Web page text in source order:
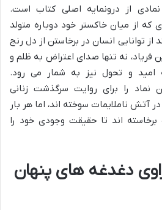
از درونمایه اصلی کتاب است.
که از میان خاکستر خود دوباره متولد
از توانایی انسان در برخاستن از دل رنج
فریاد، نه تنها صدای اعتراض به ظلم و
امید و تحول نیز به شمار می رود.
نماد را برای روایت سرگذشت زنانی
آتش ناملایمات سوخته اند، اما هر بار
برخاسته اند تا حقیقت وجودی خود را
دغدغه های پنهان